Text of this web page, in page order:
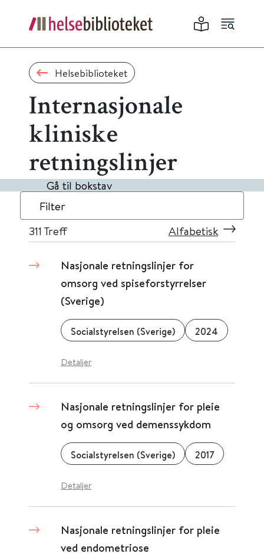
Helsebiblioteket
Internasjonale
kliniske
retningslinjer
Gå til bokstav
Filter
311 Treff Alfabetisk
Nasjonale retningslinjer for
omsorg ved spiseforstyrrelser
(Sverige)
Socialstyrelsen (Sverige) 2024
Detaljer
Nasjonale retningslinjer for pleie
og omsorg ved demenssykdom
Socialstyrelsen (Sverige) 2017
Detaljer
Nasjonale retningslinjer for pleie
ved endometriose